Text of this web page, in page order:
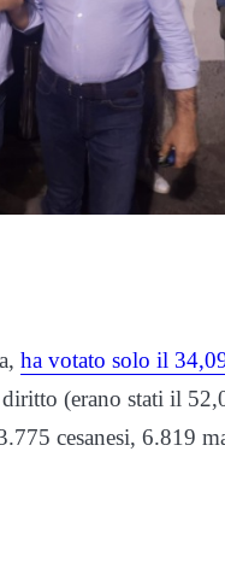
ha votato solo il
(erano stati il
cesanesi, 6.819